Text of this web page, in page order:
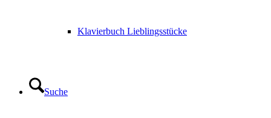
Klavierbuch Lieblingsstücke
Suche